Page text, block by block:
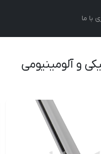
با ما
و آلومینیومی